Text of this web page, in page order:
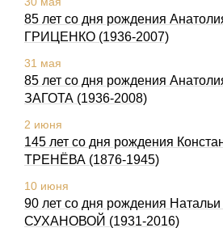
85 лет со дня рождения
ГРИЦЕНКО (1936-2007)
31 мая
85 лет со дня рождения
ЗАГОТА (1936-2008)
2 июня
145 лет со дня pождения
ТРЕHЁВА (1876-1945)
10 июня
90 лет со дня рождения
СУХАHОВОЙ (1931-2016)